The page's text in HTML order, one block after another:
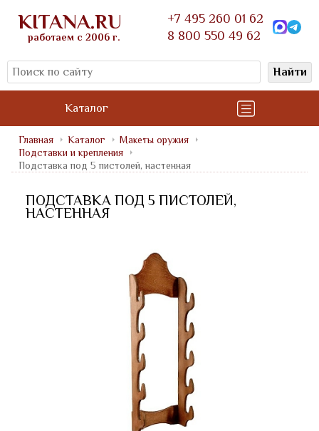
KITANA.RU
работаем с 2006 г.
+7 495 260 01 62
8 800 550 49 62
Найти
Каталог
Главная Каталог
Макеты оружия
Подставки и крепления
Подставка под 5 пистолей, настенная
ПОДСТАВКА ПОД 5 ПИСТОЛЕЙ,
НАСТЕННАЯ